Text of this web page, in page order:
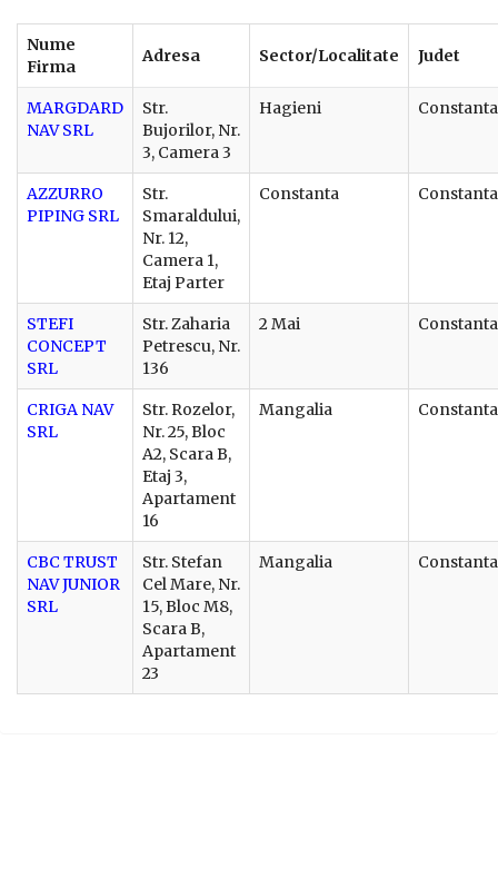
Nume
Firma
Adresa Sector/Localitate Judet
MARGDARD
NAV SRL
Str.
Bujorilor, Nr.
3, Camera 3
Hagieni Constanta
AZZURRO
PIPING SRL
Str.
Smaraldului,
Nr. 12,
Camera 1,
Etaj Parter
Constanta Constanta
STEFI
CONCEPT
SRL
Str. Zaharia
Petrescu, Nr.
136
2 Mai Constanta
CRIGA NAV
SRL
Str. Rozelor,
Nr. 25, Bloc
A2, Scara B,
Etaj 3,
Apartament
16
Mangalia Constanta
CBC TRUST
NAV JUNIOR
SRL
Str. Stefan
Cel Mare, Nr.
15, Bloc M8,
Scara B,
Apartament
23
Mangalia Constanta